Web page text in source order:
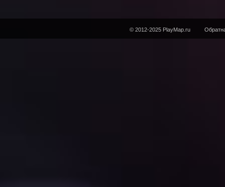
© 2012-2025 PlayMap.ru